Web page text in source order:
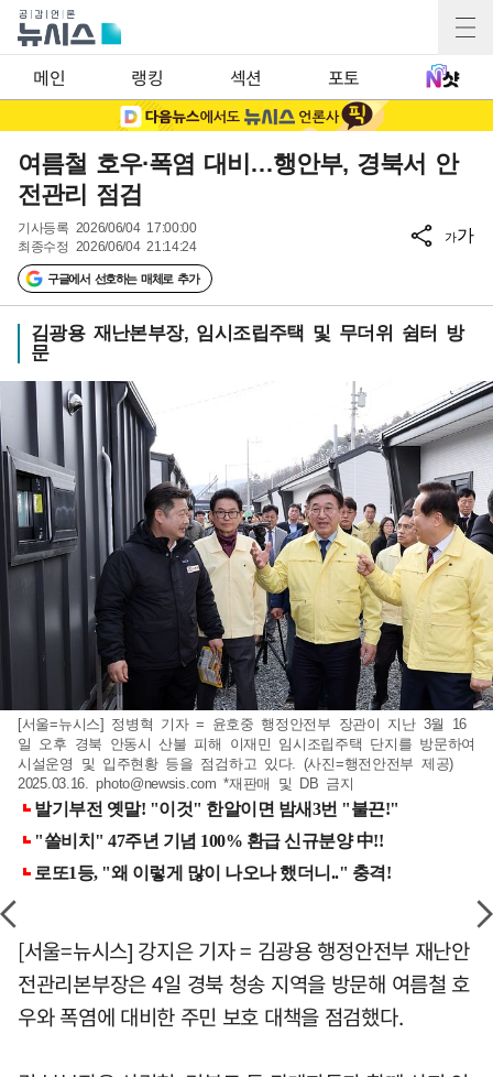
메인 랭킹 섹션 포토
여름철 호우·폭염 대비…행안부, 경북서 안
전관리 점검
기사등록 2026/06/04 17:00:00
최종수정 2026/06/04 21:14:24
구글에서 선호하는 매체로 추가
가가
김광용 재난본부장, 임시조립주택 및 무더위 쉼터 방
문
[서울=뉴시스] 정병혁 기자 = 윤호중 행정안전부 장관이 지난 3월 16
일 오후 경북 안동시 산불 피해 이재민 임시조립주택 단지를 방문하여
시설운영 및 입주현황 등을 점검하고 있다. (사진=행전안전부 제공)
2025.03.16.photo@newsis.com *재판매 및 DB 금지
[서울=뉴시스] 강지은 기자 = 김광용 행정안전부 재난안
전관리본부장은 4일 경북 청송 지역을 방문해 여름철 호
우와 폭염에 대비한 주민 보호 대책을 점검했다.